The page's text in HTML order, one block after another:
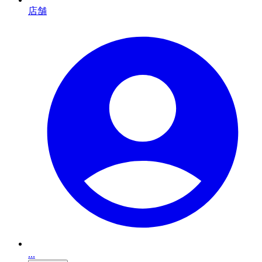
店舗
...